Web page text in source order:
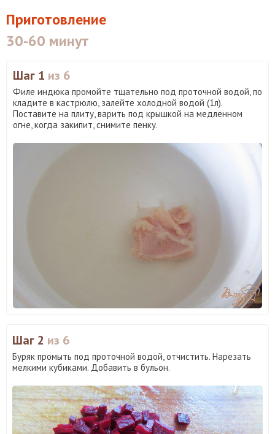
Приготовление
30-60 минут
Шаг 1 из 6
Филе индюка промойте тщательно под проточной водой, по
кладите в кастрюлю, залейте холодной водой (1л).
Поставите на плиту, варить под крышкой на медленном
огне, когда закипит, снимите пенку.
Шаг 2 из 6
Буряк промыть под проточной водой, отчистить. Нарезать
мелкими кубиками. Добавить в бульон.